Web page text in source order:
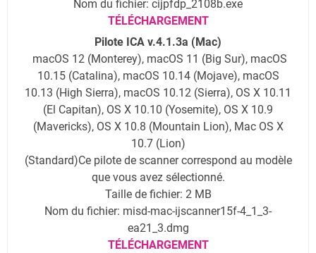
Nom du fichier: cijpfdp_2108b.exe
TÉLÉCHARGEMENT
Pilote ICA v.4.1.3a (Mac)
macOS 12 (Monterey), macOS 11 (Big Sur), macOS
10.15 (Catalina), macOS 10.14 (Mojave), macOS
10.13 (High Sierra), macOS 10.12 (Sierra), OS X 10.11
(El Capitan), OS X 10.10 (Yosemite), OS X 10.9
(Mavericks), OS X 10.8 (Mountain Lion), Mac OS X
10.7 (Lion)
(Standard)Ce pilote de scanner correspond au modèle
que vous avez sélectionné.
Taille de fichier: 2 MB
Nom du fichier: misd-mac-ijscanner15f-4_1_3-
ea21_3.dmg
TÉLÉCHARGEMENT